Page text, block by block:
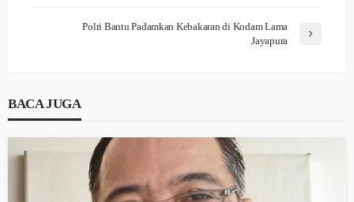
Polri Bantu Padamkan Kebakaran di Kodam Lama
Jayapura
BACA JUGA